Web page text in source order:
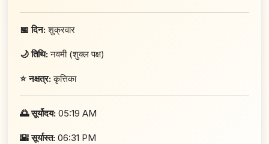
📅 दिन:शुक्रवार
🌙 तिथि:नवमी (शुक्ल पक्ष)
⭐ नक्षत्र:कृत्तिका
🌅 सूर्योदय: 05:19 AM
🌇 सूर्यास्त: 06:31 PM